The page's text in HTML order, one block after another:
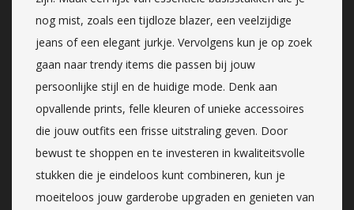
nog mist, zoals een tijdloze blazer, een veelzijdige
jeans of een elegant jurkje. Vervolgens kun je op zoek
gaan naar trendy items die passen bij jouw
persoonlijke stijl en de huidige mode. Denk aan
opvallende prints, felle kleuren of unieke accessoires
die jouw outfits een frisse uitstraling geven. Door
bewust te shoppen en te investeren in kwaliteitsvolle
stukken die je eindeloos kunt combineren, kun je
moeiteloos jouw garderobe upgraden en genieten van